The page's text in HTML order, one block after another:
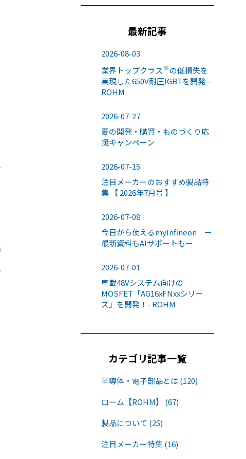
最新記事
2026-08-03
業界トップクラス※の低損失を
実現した650V耐圧IGBTを開発 –
ROHM
2026-07-27
夏の開発・購買・ものづくり応
援キャンペーン
2026-07-15
注目メーカーのおすすめ製品特
集 【 2026年7月号 】
2026-07-08
今日から使えるmyInfineon ー
最新資料もAIサポートもー
2026-07-01
車載48Vシステム向けの
MOSFET「AG16xFNxxシリー
ズ」を開発！- ROHM
カテゴリ記事一覧
半導体・電子部品とは (120)
ローム【ROHM】 (67)
製品について (25)
注目メーカー特集 (16)